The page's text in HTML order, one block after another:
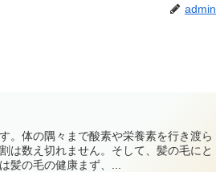
admin
。体の隅々まで酸素や栄養素を行き渡ら
は数え切れません。そして、髪の毛にと
髪の毛の健康まず、...